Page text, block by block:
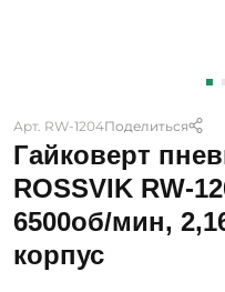
Арт. RW-1204Поделиться
Гайковерт
ROSSVIK RW-
6500об/мин,
корпус